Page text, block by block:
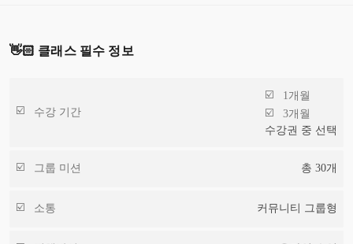
👋🏻 클래스 필수 정보
수강 기간
1개월
3개월
수강권 중 선택
그룹 미션 총 30개
소통 커뮤니티 그룹형